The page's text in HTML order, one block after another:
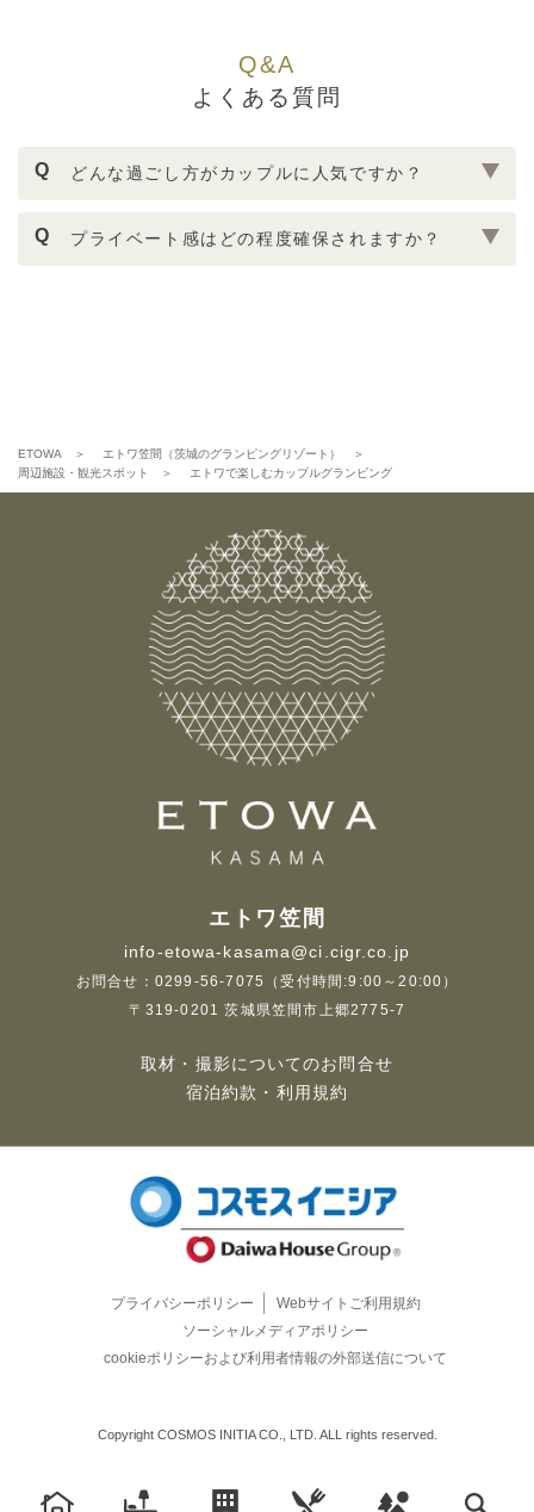
Q&A
よくある質問
Q どんな過ごし方がカップルに人気ですか？
Q プライベート感はどの程度確保されますか？
ETOWA ＞ エトワ笠間（茨城のグランピングリゾート）
＞
周辺施設・観光スポット
＞ エトワで楽しむカップルグランピング
エトワ笠間
info-etowa-kasama@ci.cigr.co.jp
お問合せ：0299-56-7075
（受付時間:9:00～20:00）
〒319-0201 茨城県笠間市上郷2775-7
取材・撮影についてのお問合せ
宿泊約款・利用規約
プライバシーポリシー
Webサイトご利用規約
ソーシャルメディアポリシー
cookieポリシーおよび利用者情報の外部送信について
Copyright COSMOS INITIA CO., LTD. ALL rights reserved.